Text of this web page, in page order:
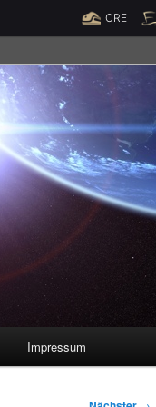
Spende jetzt!
CRE
Impressum